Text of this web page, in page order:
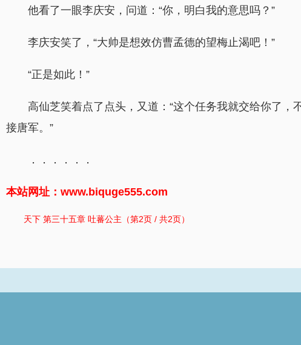
他看了一眼李庆安，问道：“你，明白我的意思吗？”
李庆安笑了，“大帅是想效仿曹孟德的望梅止渴吧！”
“正是如此！”
高仙芝笑着点了点头，又道：“这个任务我就交给你了
接唐军。”
．．．．．．
本站网址：www.biquge555.com
天下 第三十五章 吐蕃公主（第2页 / 共2页）